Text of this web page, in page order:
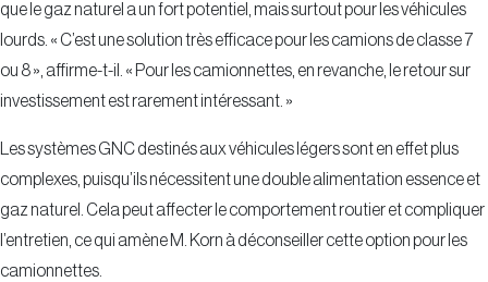
que le gaz naturel a un fort potentiel, mais surtout pour les véhicules
lourds. « C’est une solution très efficace pour les camions de classe 7
ou 8 », affirme-t-il. « Pour les camionnettes, en revanche, le retour sur
investissement est rarement intéressant. »
Les systèmes GNC destinés aux véhicules légers sont en effet plus
complexes, puisqu’ils nécessitent une double alimentation essence et
gaz naturel. Cela peut affecter le comportement routier et compliquer
l’entretien, ce qui amène M. Korn à déconseiller cette option pour les
camionnettes.